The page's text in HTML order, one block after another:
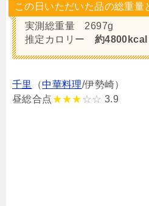
この日いただいた品の総重量
実測総重量 2697g
推定カロリー 約4800kcal
千里 （中華料理/伊勢崎）
昼総合点★★★ ☆☆ 3.9